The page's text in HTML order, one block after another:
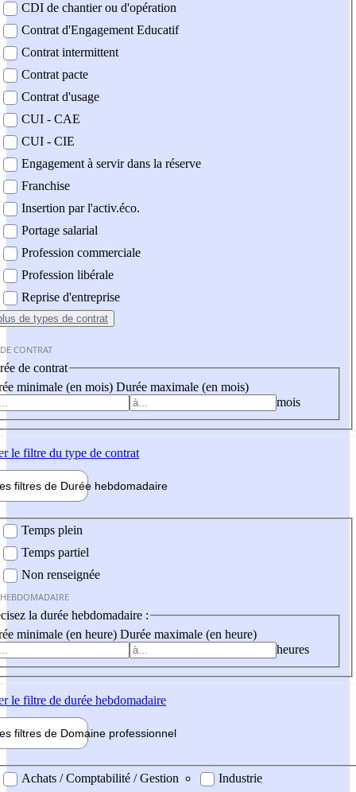
CDI de chantier ou d'opération
Contrat d'Engagement Educatif
Contrat intermittent
Contrat pacte
Contrat d'usage
CUI - CAE
CUI - CIE
Engagement à servir dans la réserve
Franchise
Insertion par l'activ.éco.
Portage salarial
Profession commerciale
Profession libérale
Reprise d'entreprise
de types de contrat
CONTRAT
de contrat
minimale (en mois) Durée maximale (en mois)
mois
le filtre du type de contrat
filtres de Durée hebdomadaire
Temps plein
Temps partiel
Non renseignée
la durée hebdomadaire :
minimale (en heure) Durée maximale (en heure)
heures
le filtre de durée hebdomadaire
filtres de Domaine professionnel
professionel
Achats / Comptabilité / Gestion
Industrie